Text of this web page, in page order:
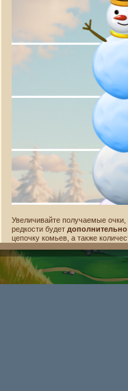
Увеличивайте получаемые
редкости будет
цепочку комьев, а также
• Цепочка изредкихкомьев —
• Цепочка из
• Цепочка излегендарных
Цепочка прерывается, когда